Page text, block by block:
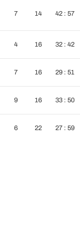
7 14 42 : 57
4 16 32 : 42
7 16 29 : 51
9 16 33 : 50
6 22 27 : 59